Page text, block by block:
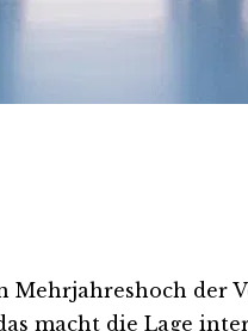
der
macht die Lage